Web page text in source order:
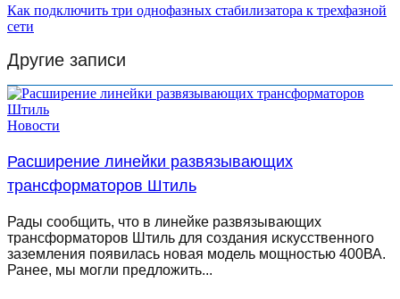
Навигация
по
записям
Как подключить три однофазных стабилизатора к трехфазной
сети
Другие записи
Новости
Расширение линейки развязывающих
трансформаторов Штиль
Рады сообщить, что в линейке развязывающих
трансформаторов Штиль для создания искусственного
заземления появилась новая модель мощностью 400ВА.
Ранее, мы могли предложить...